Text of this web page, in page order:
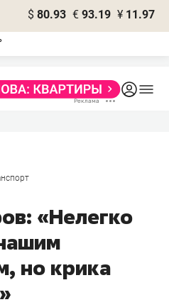
$ 80.93 € 93.19 ¥ 11.97
«Нелегко
но крика